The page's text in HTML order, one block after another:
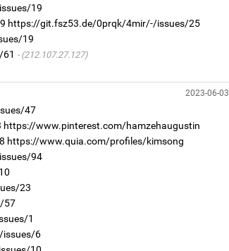
19
https://git.fsz53.de/0prqk/4mir/-/issues/25
19
(212.107.27.127)
2023-06-03
47
https://www.pinterest.com/hamzehaugustin
https://www.quia.com/profiles/kimsong
94
23
57
1
issues/6